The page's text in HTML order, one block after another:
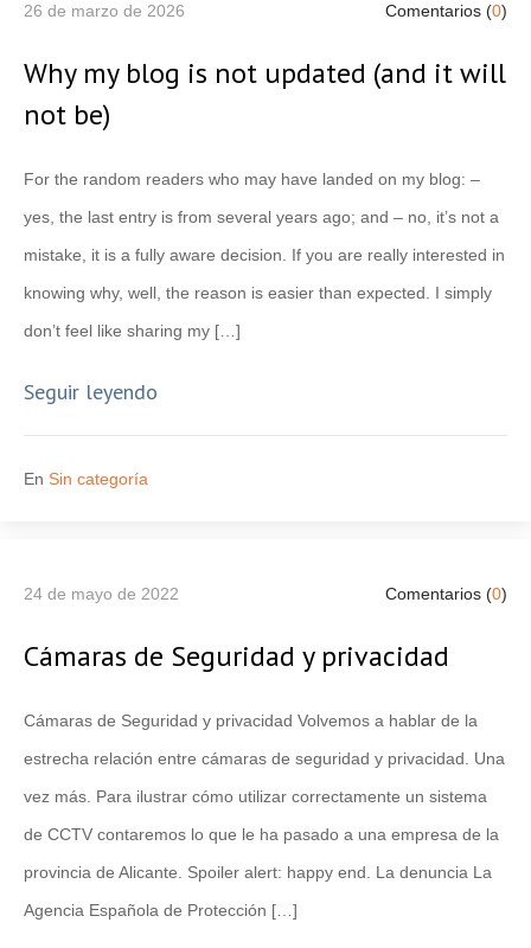
26 de marzo de 2026 Comentarios (0)
Why my blog is not updated (and it will
not be)
For the random readers who may have landed on my blog: –
yes, the last entry is from several years ago; and – no, it’s not a
mistake, it is a fully aware decision. If you are really interested in
knowing why, well, the reason is easier than expected. I simply
don’t feel like sharing my […]
Seguir leyendo
En Sin categoría
24 de mayo de 2022 Comentarios (0)
Cámaras de Seguridad y privacidad
Cámaras de Seguridad y privacidad Volvemos a hablar de la
estrecha relación entre cámaras de seguridad y privacidad. Una
vez más. Para ilustrar cómo utilizar correctamente un sistema
de CCTV contaremos lo que le ha pasado a una empresa de la
provincia de Alicante. Spoiler alert: happy end. La denuncia La
Agencia Española de Protección […]